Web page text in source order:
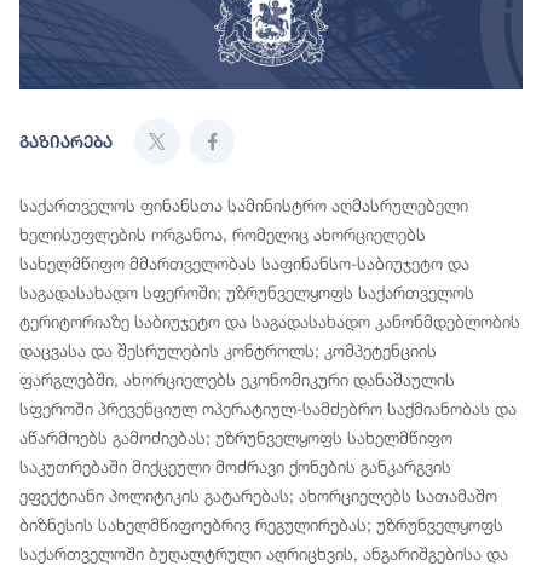
გაზიარება
საქართველოს ფინანსთა სამინისტრო აღმასრულებელი
ხელისუფლების ორგანოა, რომელიც ახორციელებს
სახელმწიფო მმართველობას საფინანსო-საბიუჯეტო და
საგადასახადო სფეროში; უზრუნველყოფს საქართველოს
ტერიტორიაზე საბიუჯეტო და საგადასახადო კანონმდებლობის
დაცვასა და შესრულების კონტროლს; კომპეტენციის
ფარგლებში, ახორციელებს ეკონომიკური დანაშაულის
სფეროში პრევენციულ ოპერატიულ-სამძებრო საქმიანობას და
აწარმოებს გამოძიებას; უზრუნველყოფს სახელმწიფო
საკუთრებაში მიქცეული მოძრავი ქონების განკარგვის
ეფექტიანი პოლიტიკის გატარებას; ახორციელებს სათამაშო
ბიზნესის სახელმწიფოებრივ რეგულირებას; უზრუნველყოფს
საქართველოში ბუღალტრული აღრიცხვის, ანგარიშგებისა და